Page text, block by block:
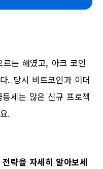
는 해였고, 아크 코인
. 당시 비트코인과 이더
세는 많은 신규 프로젝
.
략을 자세히 알아보세